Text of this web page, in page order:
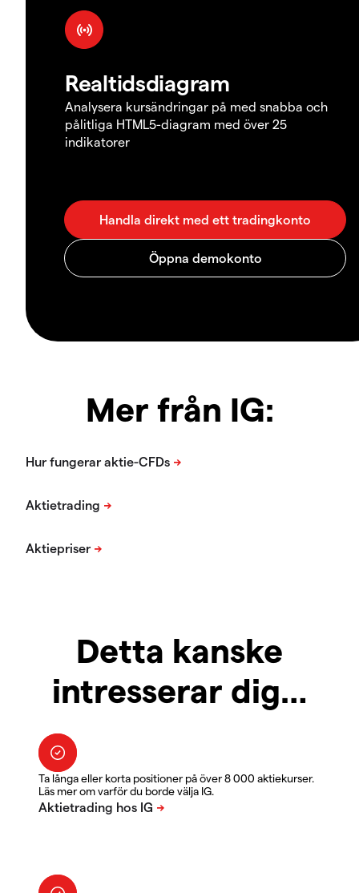
Realtidsdiagram
Analysera kursändringar på med snabba och
pålitliga HTML5-diagram med över 25
indikatorer
Mer från IG:
Detta kanske
intresserar dig…
Ta långa eller korta positioner på över 8 000 aktiekurser.
Läs mer om varför du borde välja IG.